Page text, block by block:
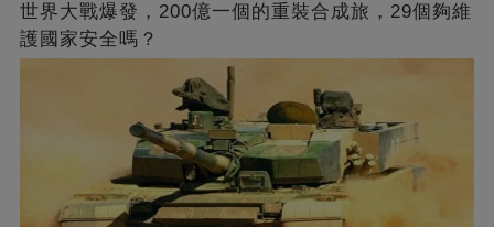
世界大戰爆發，200億一個的重裝合成旅，29個夠維
護國家安全嗎？